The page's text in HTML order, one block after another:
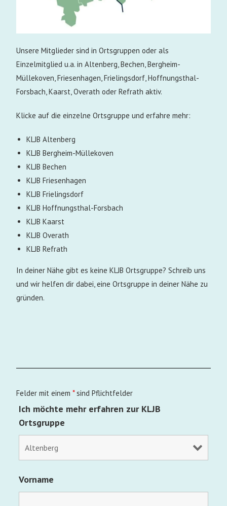
Unsere Mitglieder sind in Ortsgruppenoder als
Einzelmitglied u.a. in Altenberg,Bechen, Bergheim-
Müllekoven, Friesenhagen,Frielingsdorf, Hoffnungsthal-
Forsbach,Kaarst, Overath oder Refrath aktiv.
Klicke auf die einzelne Ortsgruppe und erfahre mehr:
KLJB Altenberg
KLJB Bergheim-Müllekoven
KLJB Bechen
KLJB Friesenhagen
KLJB Frielingsdorf
KLJB Hoffnungsthal-Forsbach
KLJB Kaarst
KLJB Overath
KLJB Refrath
In deiner Nähe gibt es keine KLJB Ortsgruppe?Schreib uns
und wir helfen dirdabei, eine Ortsgruppe in deiner Nähe zu
gründen.
Felder mit einem*sind Pflichtfelder
Ich möchte mehr erfahren zur KLJB
Ortsgruppe
Vorname